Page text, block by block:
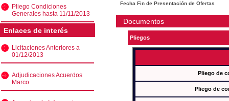
Pliego Condiciones
Generales hasta 11/11/2013
Enlaces de interés
Licitaciones Anteriores a
01/12/2013
Adjudicaciones Acuerdos
Marco
Fecha Fin de Presentación de Ofertas
Documentos
Pliegos
Pliego de
Pliego de